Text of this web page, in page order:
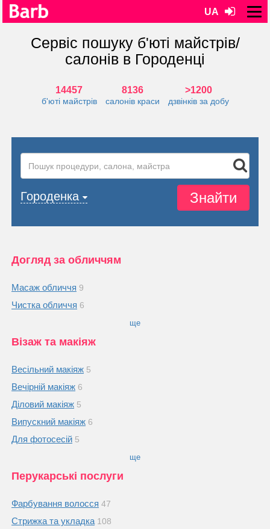
UA
Сервіс пошуку б'юті майстрів/
салонів в Городенці
14457
б'юті майстрів
8136
салонів краси
>1200
дзвінків за добу
Городенка Знайти
Догляд за обличчям
Масаж обличчя 9
Чистка обличчя 6
ще
Візаж та макіяж
Весільний макіяж 5
Вечірній макіяж 6
Діловий макіяж 5
Випускний макіяж 6
Для фотосесій 5
ще
Перукарські послуги
Фарбування волосся 47
Стрижка та укладка 108